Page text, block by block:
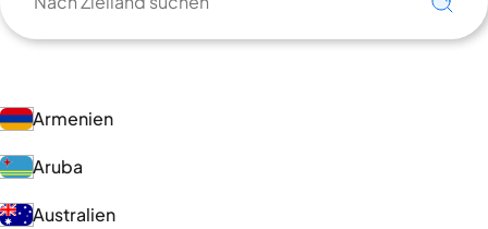
Armenien
Aruba
Australien